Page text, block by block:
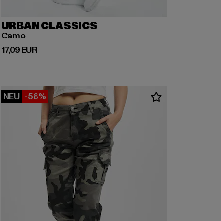
URBAN CLASSICS
Camo
17,09 EUR
Derzeitiger Preis: 17,09 EUR
NEU -58%